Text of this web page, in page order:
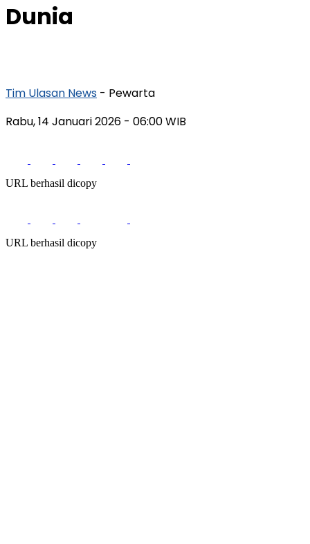
Dunia
Tim Ulasan News - Pewarta
Rabu, 14 Januari 2026 - 06:00 WIB
URL berhasil dicopy
URL berhasil dicopy